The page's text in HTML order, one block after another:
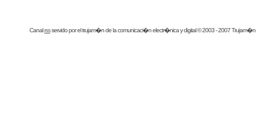
Canalrssservido por eltrujam�nde la comunicaci�n electr�nica y digital © 2003 - 2007 Trujam�n